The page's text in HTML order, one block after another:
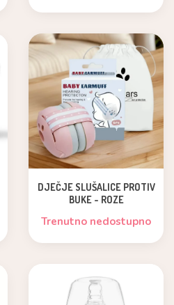
DJEČJE SLUŠALICE PROTIV
BUKE - ROZE
Trenutno nedostupno